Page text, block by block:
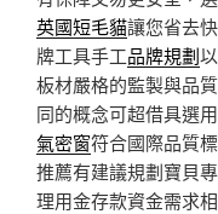
英國短毛貓讓您省去
牌工具手工品牌規劃
板材嚴格的監製與品
同的概念可超借具選
氣密窗符合國際品質
推薦有建議規劃寶貝
理用金存款資金需求